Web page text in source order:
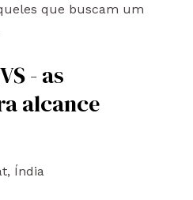
que buscam um
- as
alcance
Índia